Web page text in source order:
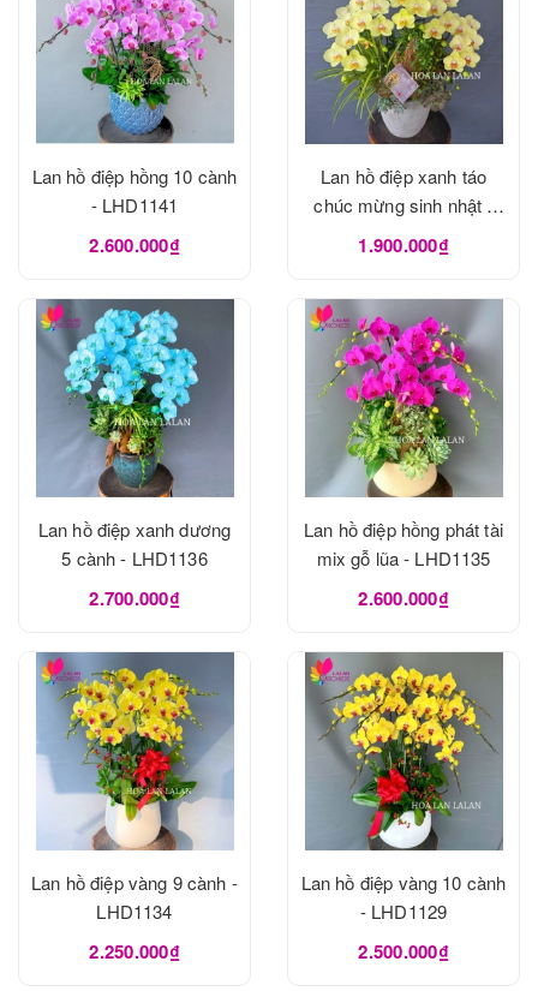
Lan hồ điệp hồng 10 cành
- LHD1141
2.600.000₫
Lan hồ điệp xanh táo
chúc mừng sinh nhật -
LHD1137
1.900.000₫
Lan hồ điệp xanh dương
5 cành - LHD1136
2.700.000₫
Lan hồ điệp hồng phát tài
mix gỗ lũa - LHD1135
2.600.000₫
Lan hồ điệp vàng 9 cành -
LHD1134
2.250.000₫
Lan hồ điệp vàng 10 cành
- LHD1129
2.500.000₫